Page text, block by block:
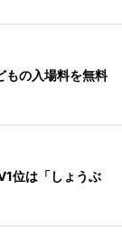
もの入場料を無料
位は「しょうぶ